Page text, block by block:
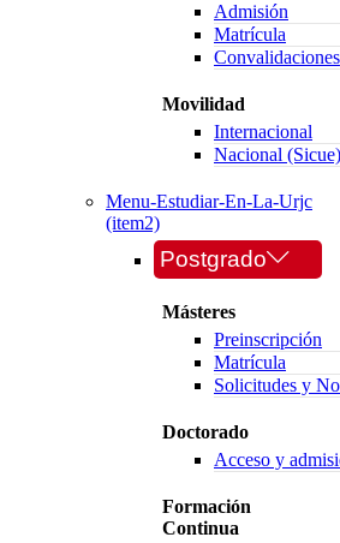
Admisión
Matrícula
Convalidaciones
Movilidad
Internacional
Nacional (Sicue)
Menu-Estudiar-En-La-Urjc
(item2)
Postgrado
Másteres
Preinscripción
Matrícula
Solicitudes y
Doctorado
Acceso y
Formación
Continua